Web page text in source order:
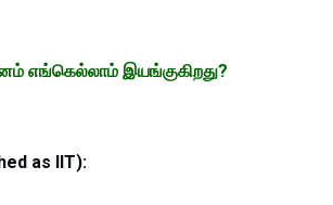
எங்கெல்லாம் இயங்குகிறது?
as IIT):